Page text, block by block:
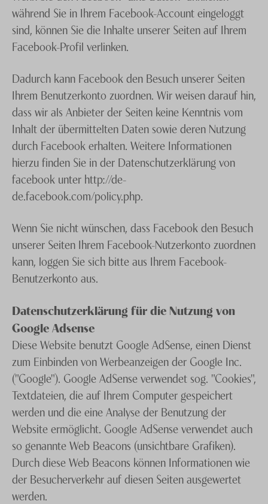
während Sie in Ihrem Facebook-Account eingeloggt
sind, können Sie die Inhalte unserer Seiten auf Ihrem
Facebook-Profil verlinken.
Dadurch kann Facebook den Besuch unserer Seiten
Ihrem Benutzerkonto zuordnen. Wir weisen darauf hin,
dass wir als Anbieter der Seiten keine Kenntnis vom
Inhalt der übermittelten Daten sowie deren Nutzung
durch Facebook erhalten. Weitere Informationen
hierzu finden Sie in der Datenschutzerklärung von
facebook unter http://de-
de.facebook.com/policy.php.
Wenn Sie nicht wünschen, dass Facebook den Besuch
unserer Seiten Ihrem Facebook-Nutzerkonto zuordnen
kann, loggen Sie sich bitte aus Ihrem Facebook-
Benutzerkonto aus.
Datenschutzerklärung für die Nutzung von
Google Adsense
Diese Website benutzt Google AdSense, einen Dienst
zum Einbinden von Werbeanzeigen der Google Inc.
("Google"). Google AdSense verwendet sog. "Cookies",
Textdateien, die auf Ihrem Computer gespeichert
werden und die eine Analyse der Benutzung der
Website ermöglicht. Google AdSense verwendet auch
so genannte Web Beacons (unsichtbare Grafiken).
Durch diese Web Beacons können Informationen wie
der Besucherverkehr auf diesen Seiten ausgewertet
werden.